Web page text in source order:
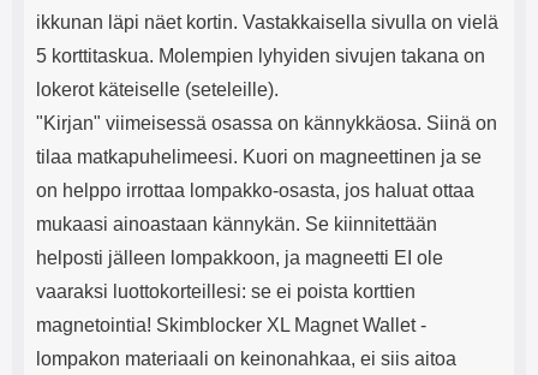
ikkunan läpi näet kortin. Vastakkaisella sivulla on vielä
5 korttitaskua. Molempien lyhyiden sivujen takana on
lokerot käteiselle (seteleille).
"Kirjan" viimeisessä osassa on kännykkäosa. Siinä on
tilaa matkapuhelimeesi. Kuori on magneettinen ja se
on helppo irrottaa lompakko-osasta, jos haluat ottaa
mukaasi ainoastaan kännykän. Se kiinnitettään
helposti jälleen lompakkoon, ja magneetti EI ole
vaaraksi luottokorteillesi: se ei poista korttien
magnetointia! Skimblocker XL Magnet Wallet -
lompakon materiaali on keinonahkaa, ei siis aitoa